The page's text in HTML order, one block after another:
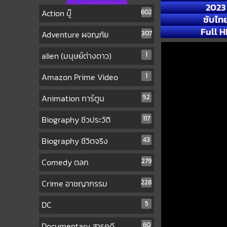
Action บู๊ 602
Adventure ผจญภัย 307
alien (มนุษย์ต่างดาว) 1
Amazon Prime Video 1
Animation การ์ตูน 52
Biography ชีวประวัติ 117
Biography ชีวิตจริง 43
Comedy ตลก 279
Crime อาชญากรรม 228
DC 5
60
2023
ซับไท
Full